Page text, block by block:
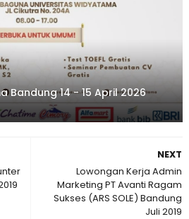
Bandung 14 - 15 April 2026
NEXT
Lowongan Kerja Admin
Marketing PT Avanti Ragam
Sukses (ARS SOLE) Bandung
Juli 2019